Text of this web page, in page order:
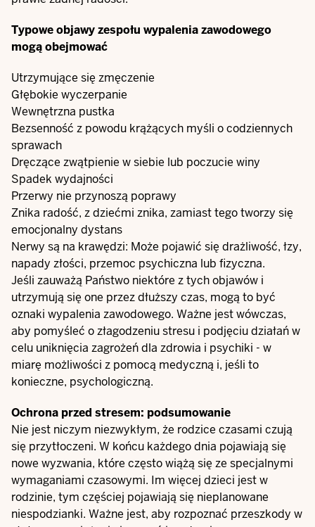
Typowe objawy zespołu wypalenia zawodowego
mogą obejmować
Utrzymujące się zmęczenie
Głębokie wyczerpanie
Wewnętrzna pustka
Bezsenność z powodu krążących myśli o codziennych
sprawach
Dręczące zwątpienie w siebie lub poczucie winy
Spadek wydajności
Przerwy nie przynoszą poprawy
Znika radość, z dziećmi znika, zamiast tego tworzy się
emocjonalny dystans
Nerwy są na krawędzi: Może pojawić się drażliwość, łzy,
napady złości, przemoc psychiczna lub fizyczna.
Jeśli zauważą Państwo niektóre z tych objawów i
utrzymują się one przez dłuższy czas, mogą to być
oznaki wypalenia zawodowego. Ważne jest wówczas,
aby pomyśleć o złagodzeniu stresu i podjęciu działań w
celu uniknięcia zagrożeń dla zdrowia i psychiki - w
miarę możliwości z pomocą medyczną i, jeśli to
konieczne, psychologiczną.
Ochrona przed stresem: podsumowanie
Nie jest niczym niezwykłym, że rodzice czasami czują
się przytłoczeni. W końcu każdego dnia pojawiają się
nowe wyzwania, które często wiążą się ze specjalnymi
wymaganiami czasowymi. Im więcej dzieci jest w
rodzinie, tym częściej pojawiają się nieplanowane
niespodzianki. Ważne jest, aby rozpoznać przeszkody w